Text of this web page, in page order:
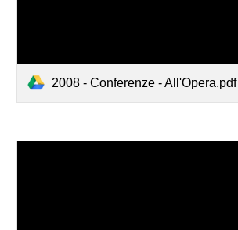
2008 - Conferenze - All'Opera.pdf